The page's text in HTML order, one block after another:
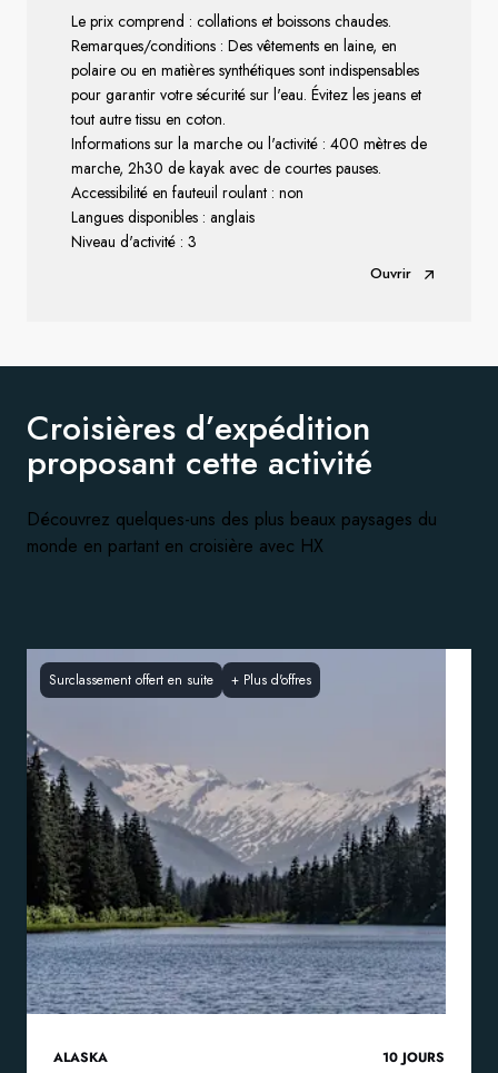
Le prix comprend : collations et boissons chaudes.
Remarques/conditions : Des vêtements en laine, en
polaire ou en matières synthétiques sont indispensables
pour garantir votre sécurité sur l'eau. Évitez les jeans et
tout autre tissu en coton.
Informations sur la marche ou l'activité : 400 mètres de
marche, 2h30 de kayak avec de courtes pauses.
Accessibilité en fauteuil roulant : non
Langues disponibles : anglais
Niveau d'activité : 3
Ouvrir
Croisières d’expédition
proposant cette activité
Découvrez quelques-uns des plus beaux paysages du
monde en partant en croisière avec HX
Surclassement offert en suite + Plus d'offres
ALASKA 10 JOURS